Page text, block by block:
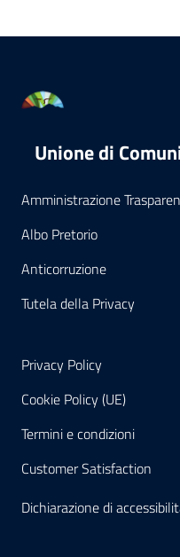
Unione di
Amministrazione
Albo Pretorio
Anticorruzione
Tutela della Privacy
Privacy Policy
Cookie Policy (UE)
Termini e condizioni
Customer Satisfaction
Dichiarazione di